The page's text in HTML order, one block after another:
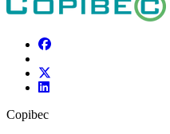
Copibec